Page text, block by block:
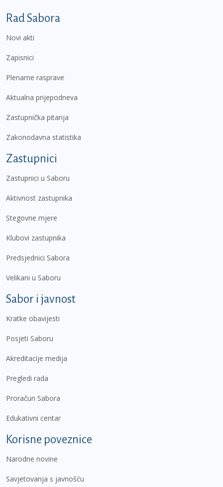
Podnožje prvi izbornik
Rad Sabora
Novi akti
Zapisnici
Plenarne rasprave
Aktualna prijepodneva
Zastupnička pitanja
Zakonodavna statistika
Zastupnici
Zastupnici u Saboru
Aktivnost zastupnika
Stegovne mjere
Klubovi zastupnika
Predsjednici Sabora
Velikani u Saboru
Sabor i javnost
Kratke obavijesti
Posjeti Saboru
Akreditacije medija
Pregledi rada
Proračun Sabora
Edukativni centar
Korisne poveznice
Narodne novine
Savjetovanja s javnošću